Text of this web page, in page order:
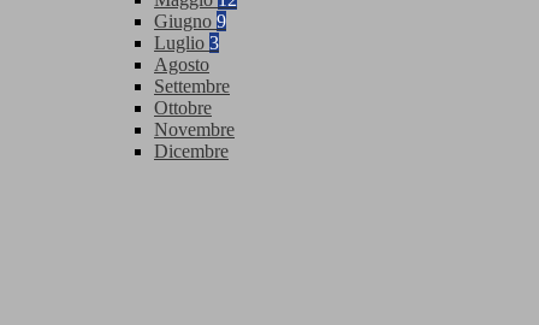
Giugno 9
Luglio 3
Agosto
Settembre
Ottobre
Novembre
Dicembre